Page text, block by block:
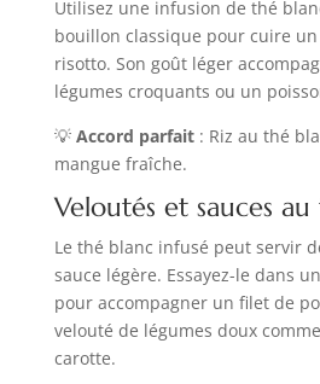
Utilisez une infusion de thé
bouillon classique pour cuire
risotto. Son goût léger
légumes croquants ou un
💡 Accord parfait: Riz au thé
mangue fraîche.
Veloutés et sauces
Le thé blanc infusé peut servir
sauce légère. Essayez-le dans
pour accompagner un filet de
velouté de légumes doux
carotte.